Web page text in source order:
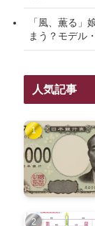
「風、薫る」
まう？モデル
人気記事